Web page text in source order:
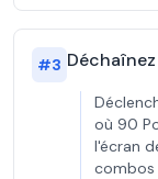
#3
où 90
l'écran
combos